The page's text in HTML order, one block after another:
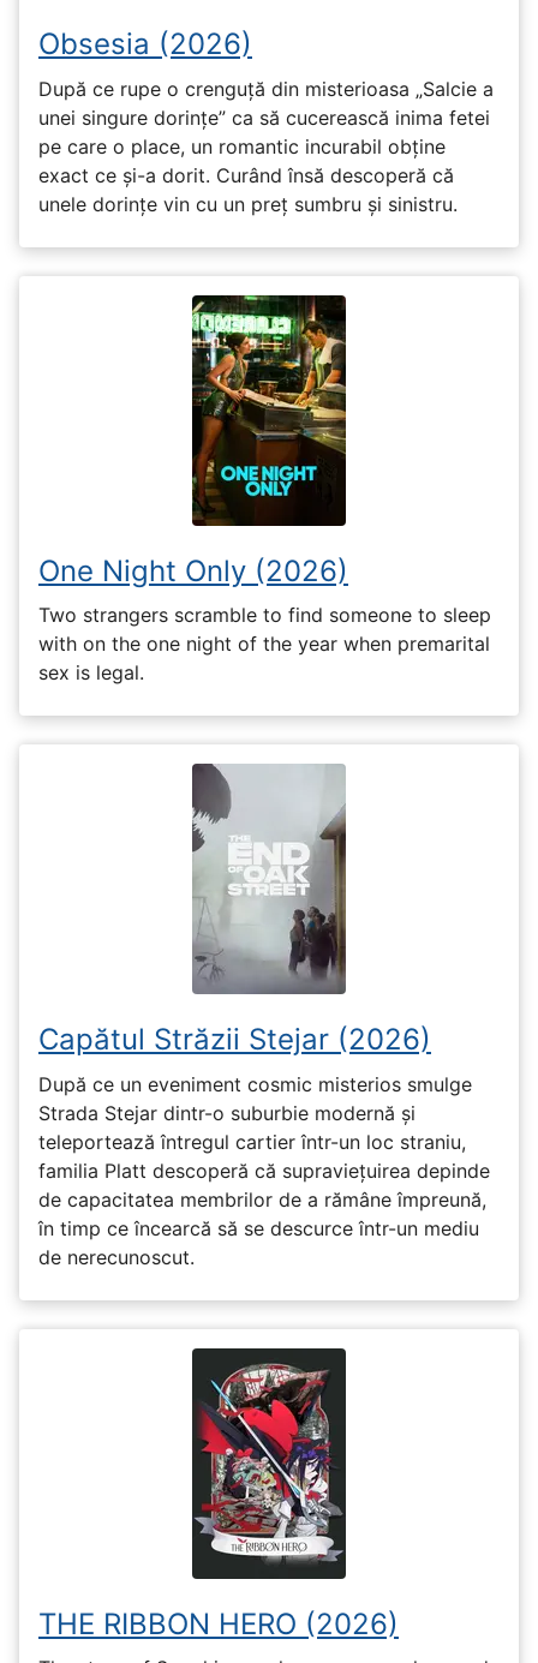
Obsesia (2026)
După ce rupe o crenguță din misterioasa „Salcie a
unei singure dorințe” ca să cucerească inima fetei
pe care o place, un romantic incurabil obține
exact ce și-a dorit. Curând însă descoperă că
unele dorințe vin cu un preț sumbru și sinistru.
One Night Only (2026)
Two strangers scramble to find someone to sleep
with on the one night of the year when premarital
sex is legal.
Capătul Străzii Stejar (2026)
După ce un eveniment cosmic misterios smulge
Strada Stejar dintr-o suburbie modernă și
teleportează întregul cartier într-un loc straniu,
familia Platt descoperă că supraviețuirea depinde
de capacitatea membrilor de a rămâne împreună,
în timp ce încearcă să se descurce într-un mediu
de nerecunoscut.
THE RIBBON HERO (2026)